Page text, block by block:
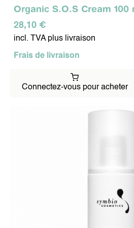
Organic S.O.S Cream 100
28,10 €
incl. TVA plus livraison
Frais de livraison
Connectez-vous pour acheter